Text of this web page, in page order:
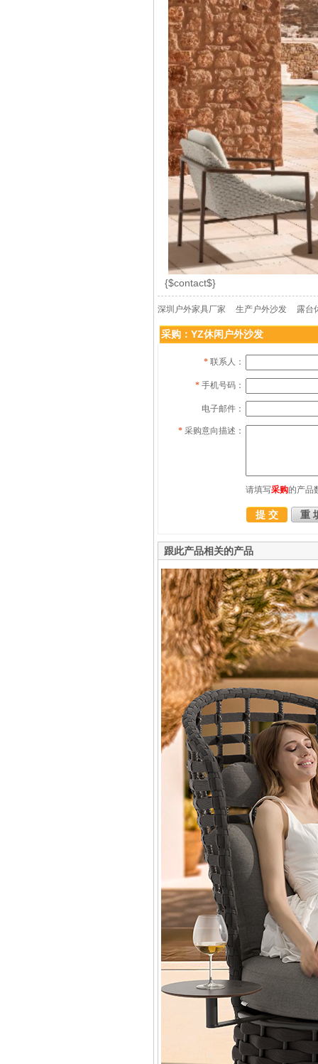
{$contact$}
深圳户外家具厂家 生产户外沙发 露台
采购：YZ休闲户外沙发
* 联系人：
* 手机号码：
电子邮件：
* 采购意向描述：
请填写采购的产品
跟此产品相关的产品